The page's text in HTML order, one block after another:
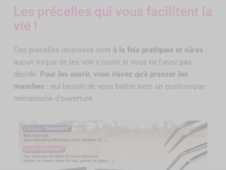
Les précelles qui vous facilitent la
vie !
Ces précelles inversées sont à la fois pratiques et sûres :
aucun risque de les voir s'ouvrir si vous ne l'avez pas
décidé. Pour les ouvrir, vous n'avez qu'à presser les
manches : nul besoin de vous battre avec un quelconque
mécanisme d'ouverture.